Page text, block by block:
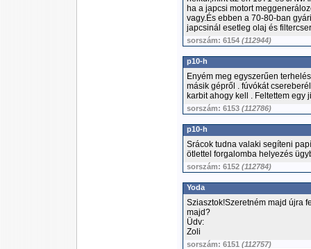
ha a japcsi motort
vagy.És ebben a 70-80-ban
japcsinál esetleg olaj és
sorszám: 6154 (112944)
p10-h
Enyém meg egyszerűen
másik gépről . fúvókát
karbit ahogy kell . Feltettem
sorszám: 6153 (112786)
p10-h
Srácok tudna valaki segíteni
ötlettel forgalomba helyezés
sorszám: 6152 (112784)
Yoda
Sziasztok!Szeretném majd újra
majd?
Üdv:
Zoli
sorszám: 6151 (112757)